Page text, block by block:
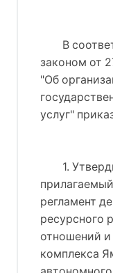
В
законом от
"Об
услуг"
1.
прилагаемый
регламент
ресурсного
отношений и
комплекса